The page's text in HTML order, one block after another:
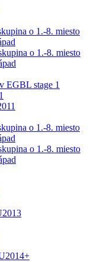
o 1.-8. miesto
o 1.-8. miesto
EGBL stage 1
o 1.-8. miesto
o 1.-8. miesto